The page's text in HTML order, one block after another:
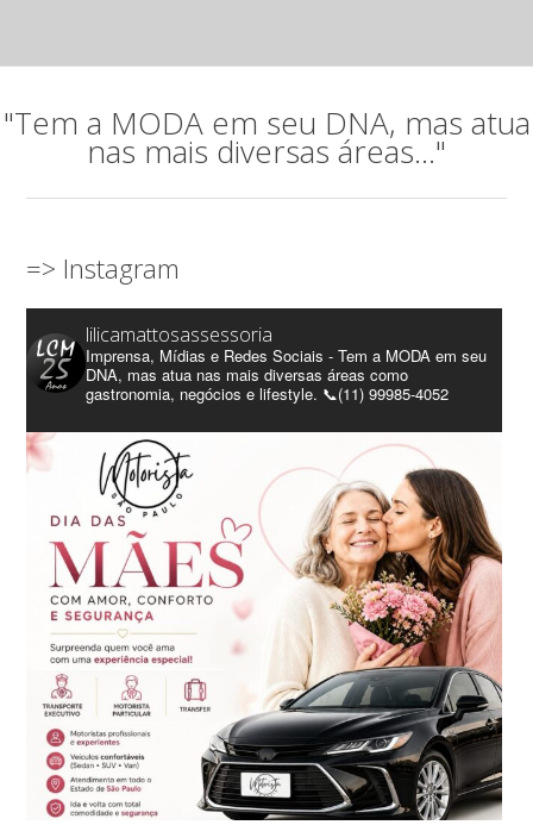
"Tem a MODA em seu DNA, mas atua
nas mais diversas áreas..."
=> Instagram
lilicamattosassessoria
Imprensa, Mídias e Redes Sociais - Tem a MODA em seu
DNA, mas atua nas mais diversas áreas como
gastronomia, negócios e lifestyle. 📞(11) 99985-4052